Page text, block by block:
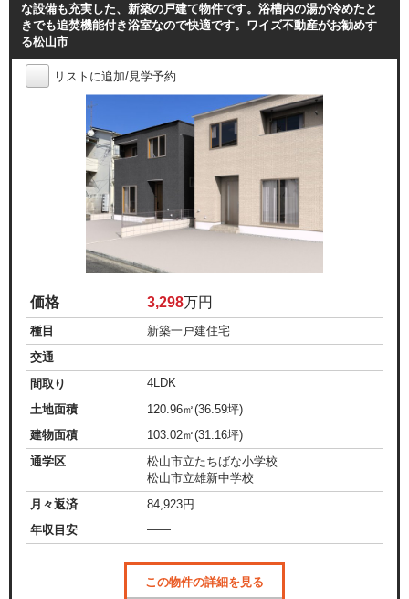
な設備も充実した、新築の戸建て物件です。浴槽内の湯が冷めたと
きでも追焚機能付き浴室なので快適です。ワイズ不動産がお勧めす
る松山市
リストに追加/見学予約
価格 3,298万円
種目
新築一戸建住宅
交通
間取り
4LDK
土地面積
120.96㎡(36.59坪)
建物面積
103.02㎡(31.16坪)
通学区
松山市立たちばな小学校
松山市立雄新中学校
月々返済
84,923円
年収目安
——
この物件の詳細を見る